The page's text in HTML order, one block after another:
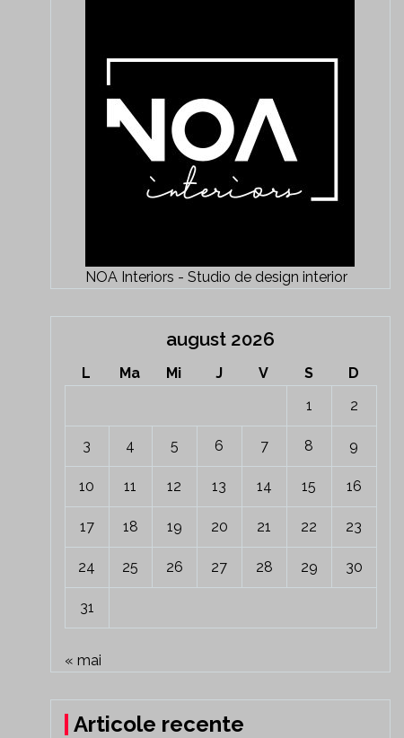
NOA Interiors - Studio de design interior
august 2026
L Ma Mi J V S
D
1
2
3 4 5 6 7 8 9
10 11 12 13 14 15 16
17 18 19 20 21 22 23
24 25 26 27 28 29 30
31
« mai
Articole recente